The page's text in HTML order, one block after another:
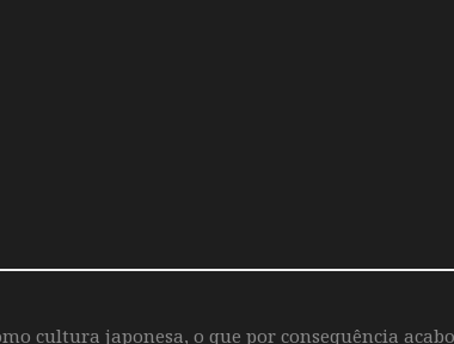
cultura japonesa, o que por consequência